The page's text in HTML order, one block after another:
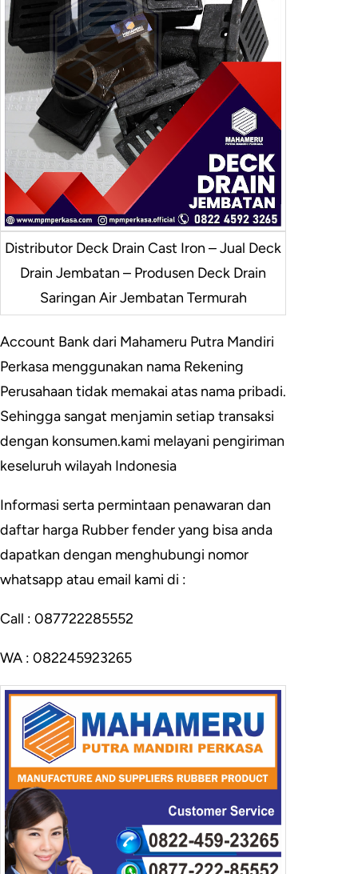
Distributor Deck Drain Cast Iron – Jual Deck
Drain Jembatan – Produsen Deck Drain
Saringan Air Jembatan Termurah
Account Bank dari Mahameru Putra Mandiri
Perkasa menggunakan nama Rekening
Perusahaan tidak memakai atas nama pribadi.
Sehingga sangat menjamin setiap transaksi
dengan konsumen.kami melayani pengiriman
keseluruh wilayah Indonesia
Informasi serta permintaan penawaran dan
daftar harga Rubber fender yang bisa anda
dapatkan dengan menghubungi nomor
whatsapp atau email kami di :
Call : 087722285552
WA : 082245923265